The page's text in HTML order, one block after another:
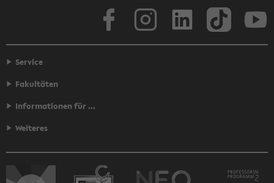
Face­book
Service
Fakultäten
Informationen für ...
Weiteres